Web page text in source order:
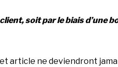
soit par le biais d’une
article ne deviendront